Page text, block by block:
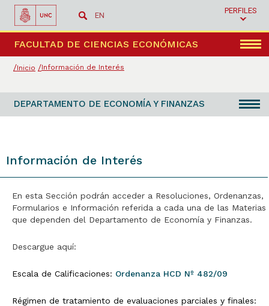
EN
PERFILES
FACULTAD DE CIENCIAS ECONÓMICAS
Menú
Inicio Información de Interés
DEPARTAMENTO DE ECONOMÍA Y FINANZAS
Información de Interés
En esta Sección podrán acceder a Resoluciones, Ordenanzas,
Formularios e Información referida a cada una de las Materias
que dependen del Departamento de Economía y Finanzas.
Descargue aquí:
Escala de Calificaciones: Ordenanza HCD Nº 482/09
Régimen de tratamiento de evaluaciones parciales y finales: